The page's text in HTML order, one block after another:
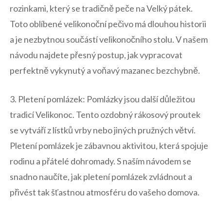
rozinkami, který se⁢ tradičně peče na⁢ Velký pátek.
Toto oblíbené velikonoční pečivo má ⁣dlouhou historii
a je nezbytnou součástí velikonočního ​stolu. V našem
návodu najdete přesný ⁣postup, ⁤jak vypracovat‌
perfektně vykynutý ‌a voňavý ⁤mazanec ⁣bezchybně.
3. Pletení‌ pomlázek: Pomlázky jsou další důležitou
tradicí Velikonoc. Tento ⁢ozdobný⁢ rákosový proutek
se vytváří z lístků vrby nebo ‍jiných‌ pružných větví.⁤
Pletení‌ pomlázek je zábavnou aktivitou, která spojuje
‍rodinu a přátelé dohromady. S ⁢naším návodem se
snadno naučíte, jak pletení pomlázek zvládnout a
přivést tak šťastnou atmosféru do vašeho domova.